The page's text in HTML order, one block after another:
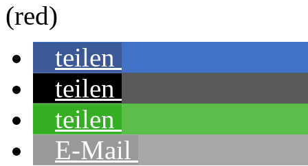
(red)
teilen
teilen
teilen
E-Mail